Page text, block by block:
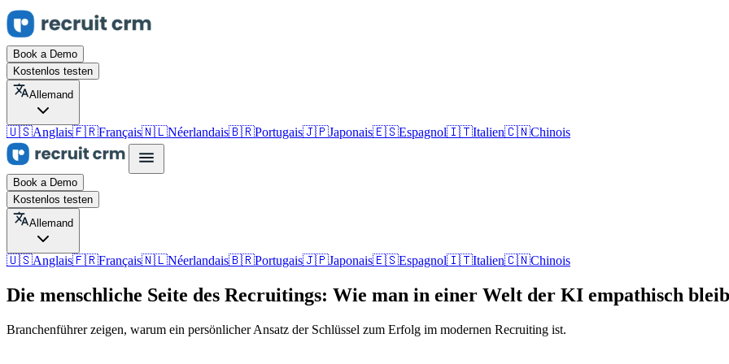
Book a Demo
Kostenlos testen
Allemand
🇺🇸Anglais🇫🇷Français🇳🇱Néerlandais🇧🇷Portugais🇯🇵Japonais🇪🇸Espagnol🇮🇹Italien🇨🇳Chinois
Book a Demo
Kostenlos testen
Allemand
🇺🇸Anglais🇫🇷Français🇳🇱Néerlandais🇧🇷Portugais🇯🇵Japonais🇪🇸Espagnol🇮🇹Italien🇨🇳Chinois
Die menschliche Seite des Recruitings: Wie man in einer Welt der KI empathisch
Branchenführer zeigen, warum ein persönlicher Ansatz der Schlüssel zum Erfolg im modernen Recruiting ist.